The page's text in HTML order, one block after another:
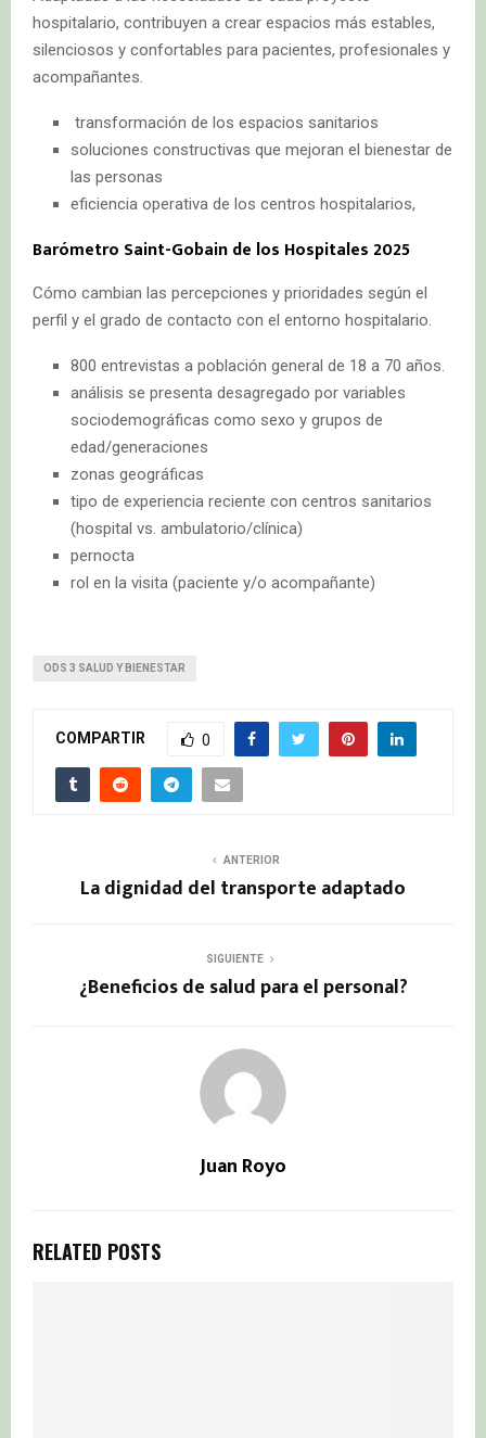
hospitalario, contribuyen a crear espacios más estables,
silenciosos y confortables para pacientes, profesionales y
acompañantes.
transformación de los espacios sanitarios
soluciones constructivas que mejoran el bienestar de
las personas
eficiencia operativa de los centros hospitalarios,
Barómetro Saint-Gobain de los Hospitales 2025
Cómo cambian las percepciones y prioridades según el
perfil y el grado de contacto con el entorno hospitalario.
800 entrevistas a población general de 18 a 70 años.
análisis se presenta desagregado por variables
sociodemográficas como sexo y grupos de
edad/generaciones
zonas geográficas
tipo de experiencia reciente con centros sanitarios
(hospital vs. ambulatorio/clínica)
pernocta
rol en la visita (paciente y/o acompañante)
ODS 3 SALUD Y BIENESTAR
COMPARTIR 0
ANTERIOR
La dignidad del transporte adaptado
SIGUIENTE
¿Beneficios de salud para el personal?
Juan Royo
RELATED POSTS